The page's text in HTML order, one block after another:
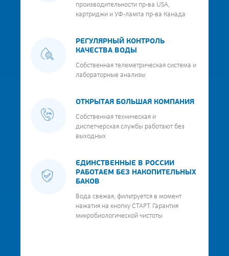
производительности пр-ва USA,
картриджи и УФ-лампа пр-ва Канада
РЕГУЛЯРНЫЙ КОНТРОЛЬ
КАЧЕСТВА ВОДЫ
Собственная телеметрическая система и
лабораторные анализы
ОТКРЫТАЯ БОЛЬШАЯ КОМПАНИЯ
Собственная техническая и
диспетчерская службы работают без
выходных
ЕДИНСТВЕННЫЕ В РОССИИ
РАБОТАЕМ БЕЗ НАКОПИТЕЛЬНЫХ
БАКОВ
Вода свежая, фильтруется в момент
нажатия на кнопку СТАРТ. Гарантия
микробиологической чистоты